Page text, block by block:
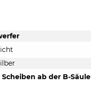
Automatikgetriebe)
ab der B-Säule